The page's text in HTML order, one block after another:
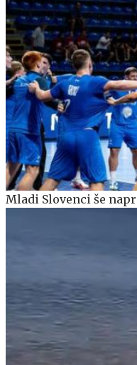
Mladi Slovenci še